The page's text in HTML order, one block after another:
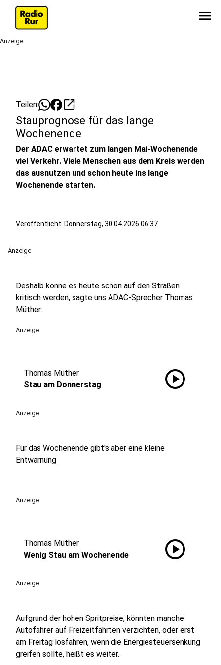
menu
Anzeige
Teilen: open_in_new
Stauprognose für das lange
Wochenende
Der ADAC erwartet zum langen Mai-Wochenende
viel Verkehr. Viele Menschen aus dem Kreis werden
das ausnutzen und schon heute ins lange
Wochenende starten.
Veröffentlicht: Donnerstag, 30.04.2026 06:37
Anzeige
Deshalb könne es heute schon auf den Straßen
kritisch werden, sagte uns ADAC-Sprecher Thomas
Müther:
Anzeige
Thomas Müther
Stau am Donnerstag
play_circle
Anzeige
Für das Wochenende gibt's aber eine kleine
Entwarnung
Anzeige
Thomas Müther
Wenig Stau am Wochenende
play_circle
Anzeige
Aufgrund der hohen Spritpreise, könnten manche
Autofahrer auf Freizeitfahrten verzichten, oder erst
am Freitag losfahren, wenn die Energiesteuersenkung
greifen sollte, heißt es weiter.